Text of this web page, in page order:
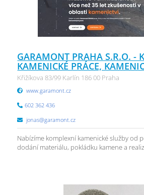
GARAMONT PRAHA S.R.O. -
KAMENICKÉ PRÁCE,
Křižíkova 83/99 Karlín 186 00 Praha
www.garamont.cz
602 362 436
jonas@garamont.cz
Nabízíme komplexní kamenické služby od
dodání materiálu, pokládku kamene a